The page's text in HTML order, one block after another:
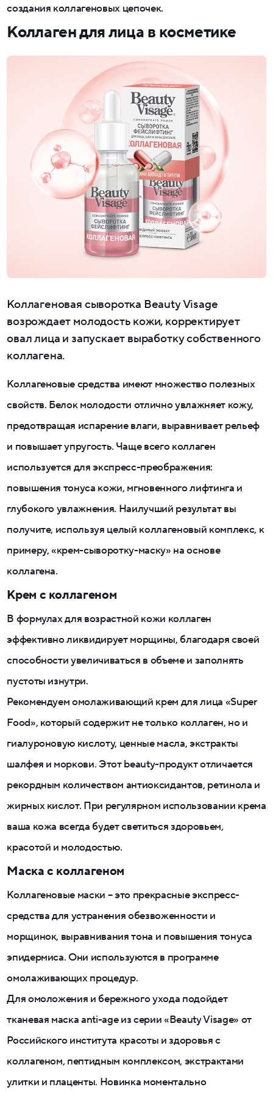
создания коллагеновых цепочек.
Коллаген для лица в косметике
Коллагеновая сыворотка Beauty Visage
возрождает молодость кожи, корректирует
овал лица и запускает выработку собственного
коллагена.
Коллагеновые средства имеют множество полезных
свойств. Белок молодости отлично увлажняет кожу,
предотвращая испарение влаги, выравнивает рельеф
и повышает упругость. Чаще всего коллаген
используется для экспресс-преображения:
повышения тонуса кожи, мгновенного лифтинга и
глубокого увлажнения. Наилучший результат вы
получите, используя целый коллагеновый комплекс, к
примеру, «крем-сыворотку-маску» на основе
коллагена.
Крем с коллагеном
В формулах для возрастной кожи коллаген
эффективно ликвидирует морщины, благодаря своей
способности увеличиваться в объеме и заполнять
пустоты изнутри.
Рекомендуем омолаживающий крем для лица «Super
Food», который содержит не только коллаген, но и
гиалуроновую кислоту, ценные масла, экстракты
шалфея и моркови. Этот beauty-продукт отличается
рекордным количеством антиоксидантов, ретинола и
жирных кислот. При регулярном использовании крема
ваша кожа всегда будет светиться здоровьем,
красотой и молодостью.
Маска с коллагеном
Коллагеновые маски – это прекрасные экспресс-
средства для устранения обезвоженности и
морщинок, выравнивания тона и повышения тонуса
эпидермиса. Они используются в программе
омолаживающих процедур.
Для омоложения и бережного ухода подойдет
тканевая маска anti-age из серии «Beauty Visage» от
Российского института красоты и здоровья с
коллагеном, пептидным комплексом, экстрактами
улитки и плаценты. Новинка моментально